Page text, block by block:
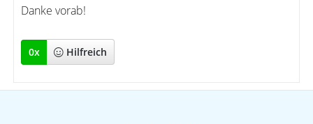
Danke vorab!
0x Hilfreich